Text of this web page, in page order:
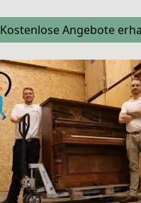
Kostenlose Angebote